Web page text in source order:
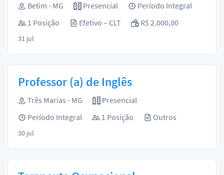
Betim - MG Presencial
Período Integral
1 Posição
Efetivo – CLT R$ 2.000,00
31 jul
Professor (a) de Inglês
Três Marias - MG
Presencial
Período Integral
1 Posição Outros
30 jul